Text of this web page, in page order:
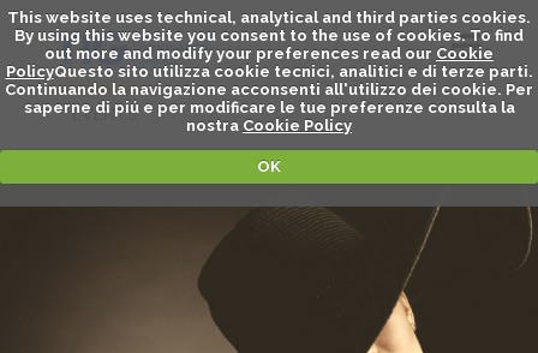
This website uses technical, analytical and third parties cookies.
By using this website you consent to the use of cookies. To find
out more and modify your preferences read our Cookie
PolicyQuesto sito utilizza cookie tecnici, analitici e di terze parti.
Continuando la navigazione acconsenti all'utilizzo dei cookie. Per
saperne di piú e per modificare le tue preferenze consulta la
nostra Cookie Policy
OK
EVENTS